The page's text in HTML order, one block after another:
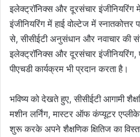
इलेक्ट्रॉनिक्स और दूरसंचार
इंजीनियरिंग में हाई वोल्टेज में
से, सीसीईटी अनुसंधान और नवाचार की
इलेक्ट्रॉनिक्स और दूरसंचार
पीएचडी कार्यक्रम भी प्रदान करता है।
भविष्य को देखते हुए, सीसीईटी आगामी
मशीन लर्निंग, मास्टर ऑफ कंप्यूटर
शुरू करके अपने शैक्षणिक क्षितिज का